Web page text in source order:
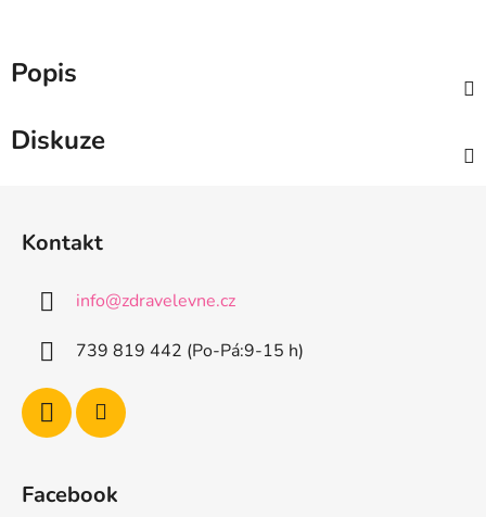
Popis
Diskuze
Kontakt
info@zdravelevne.cz
739 819 442 (Po-Pá:9-15 h)
Facebook